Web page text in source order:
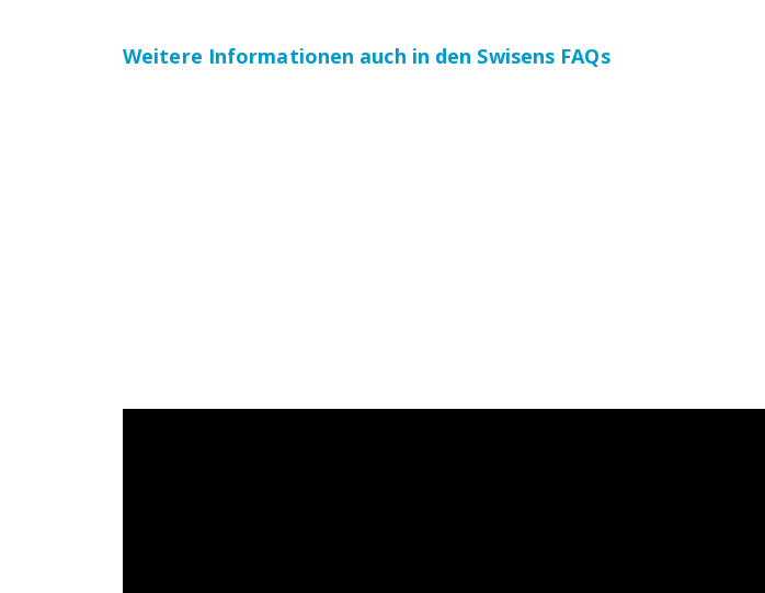
Weitere Informationen auch in den Swisens FAQs